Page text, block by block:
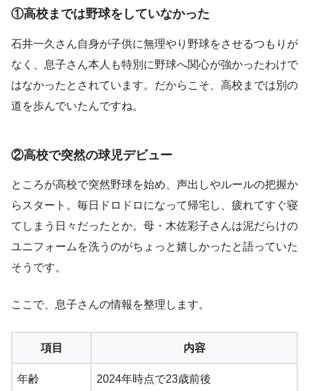
①高校までは野球をしていなかった
石井一久さん自身が子供に無理やり野球をさせるつもりが
なく、息子さん本人も特別に野球へ関心が強かったわけで
はなかったとされています。だからこそ、高校までは別の
道を歩んでいたんですね。
②高校で突然の球児デビュー
ところが高校で突然野球を始め、声出しやルールの把握か
らスタート。毎日ドロドロになって帰宅し、疲れてすぐ寝
てしまう日々だったとか。母・木佐彩子さんは泥だらけの
ユニフォームを洗うのがちょっと嬉しかったと語っていた
そうです。
ここで、息子さんの情報を整理します。
項目 内容
年齢 2024年時点で23歳前後